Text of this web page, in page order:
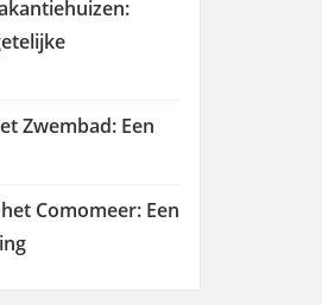
Zwembad: Een
Comomeer: Een